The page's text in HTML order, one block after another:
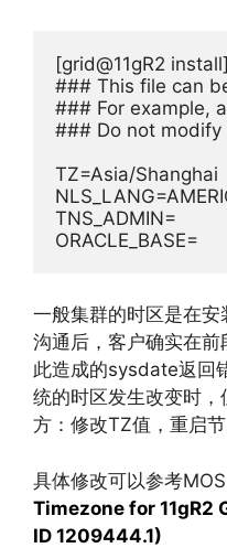
[grid@11gR2
### This file can
### For example,
### Do not modify
TZ=Asia/Shanghai
TNS_ADMIN=
ORACLE_BASE=
一般集群的时区是在
沟通后，客户确实在
此造成的sysdate返回
统的时区发生改变时
方：修改TZ值，重启节
具体修改可以参考MOS
Timezone for
ID 1209444.1)